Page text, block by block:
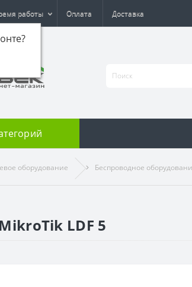
?
работы Оплата Доставка
оборудование Беспроводное
LDF 5